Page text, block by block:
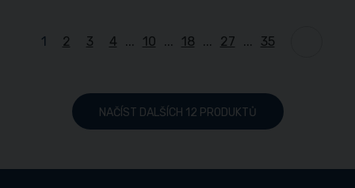
1 2 3 4 ... 10 ... 18 ... 27 ... 35
NAČÍST DALŠÍCH 12 PRODUKTŮ